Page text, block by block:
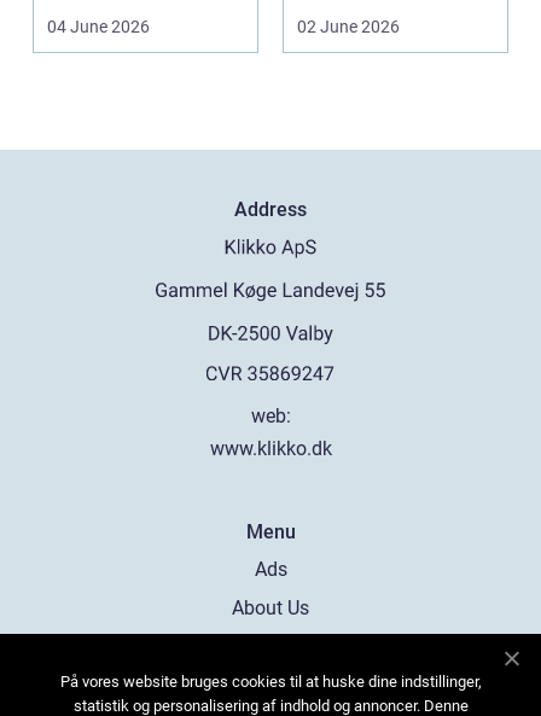
04 June 2026
vand ind, kan skaderne
02 June 2026
Address
web:
www.klikko.dk
Menu
Ads
About Us
Contact
På vores website bruges cookies til at huske dine indstillinger,
statistik og personalisering af indhold og annoncer. Denne